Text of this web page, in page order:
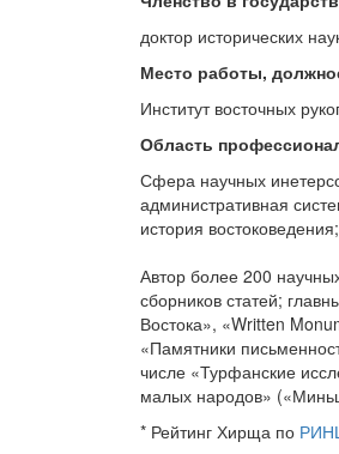
доктор исторических
Место работы,
Институт восточных
Область
Сфера научных
административная
история
Автор более 200
сборников статей;
Востока», «Written
«Памятники
числе «Турфанские
малых народов»
* Рейтинг Хирща по